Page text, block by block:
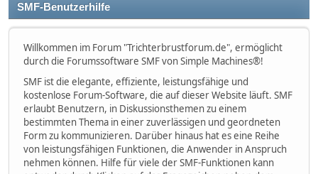
SMF-Benutzerhilfe
Willkommen im Forum "Trichterbrustforum.de", ermöglicht
durch die Forumssoftware SMF von Simple Machines®!
SMF ist die elegante, effiziente, leistungsfähige und
kostenlose Forum-Software, die auf dieser Website läuft. SMF
erlaubt Benutzern, in Diskussionsthemen zu einem
bestimmten Thema in einer zuverlässigen und geordneten
Form zu kommunizieren. Darüber hinaus hat es eine Reihe
von leistungsfähigen Funktionen, die Anwender in Anspruch
nehmen können. Hilfe für viele der SMF-Funktionen kann